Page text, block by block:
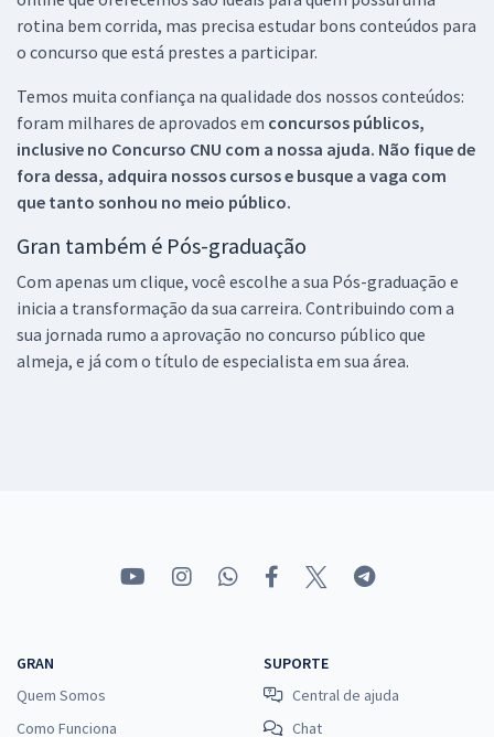
rotina bem corrida, mas precisa estudar bons conteúdos para
o concurso que está prestes a participar.
Temos muita confiança na qualidade dos nossos conteúdos:
foram milhares de aprovados em concursos públicos,
inclusive no Concurso CNU com a nossa ajuda. Não fique de
fora dessa, adquira nossos cursos e busque a vaga com
que tanto sonhou no meio público.
Gran também é Pós-graduação
Com apenas um clique, você escolhe a sua Pós-graduação e
inicia a transformação da sua carreira. Contribuindo com a
sua jornada rumo a aprovação no concurso público que
almeja, e já com o título de especialista em sua área.
GRAN
Quem Somos
Como Funciona
SUPORTE
Central de ajuda
Chat